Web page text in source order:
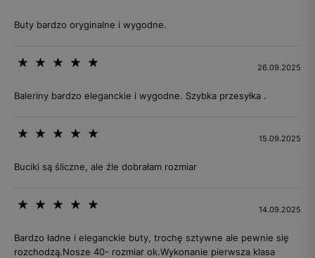
Buty bardzo oryginalne i wygodne.
26.09.2025
Baleriny bardzo eleganckie i wygodne. Szybka przesyłka .
15.09.2025
Buciki są śliczne, ale źle dobrałam rozmiar
14.09.2025
Bardzo ładne i eleganckie buty, trochę sztywne ale pewnie się
rozchodzą.Nosze 40- rozmiar ok.Wykonanie pierwsza klasa